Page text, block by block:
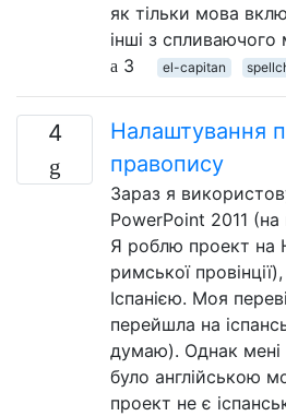
як тільки мова
інші з
3
el-capitan
4
Налаштування
правопису
Зараз я
PowerPoint 2011
Я роблю проект на
римської
Іспанією. Моя
перейшла на
думаю). Однак мені
було англійською
проект не є